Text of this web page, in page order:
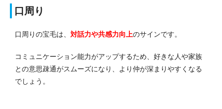
口周り
口周りの宝毛は、 対話力や共感力向上のサインです。
コミュニケーション能力がアップするため、好きな人や家族
との意思疎通がスムーズになり、より仲が深まりやすくなる
でしょう。